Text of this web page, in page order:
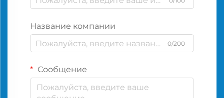
Название компании
0/200
Сообщение